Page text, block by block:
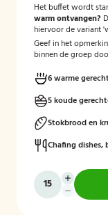
Het buffet wordt
warm ontvangen?
hiervoor de variant
Geef in het
binnen de groep
6 warme
5 koude
Stokbrood en
Chafing dishes,